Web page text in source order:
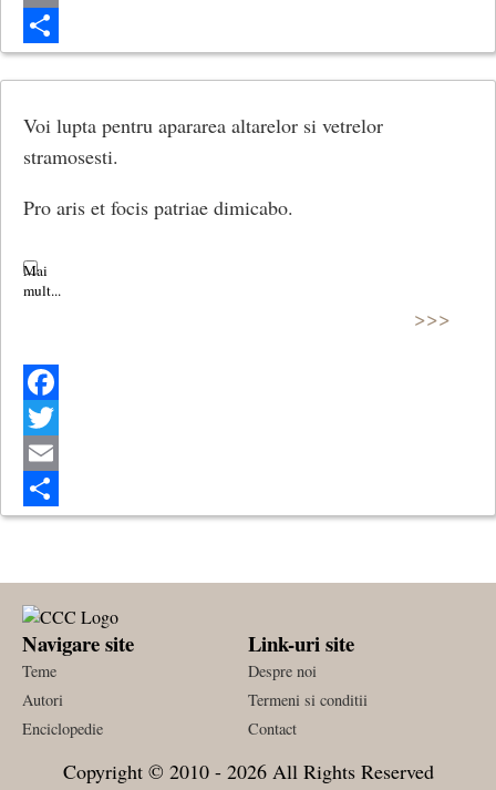
Email
Share
Voi lupta pentru apararea altarelor si vetrelor
stramosesti.
Pro aris et focis patriae dimicabo.
>>>
Facebook
Twitter
Email
Share
Navigare site
Teme
Autori
Enciclopedie
Link-uri site
Despre noi
Termeni si conditii
Contact
Copyright © 2010 - 2026 All Rights Reserved